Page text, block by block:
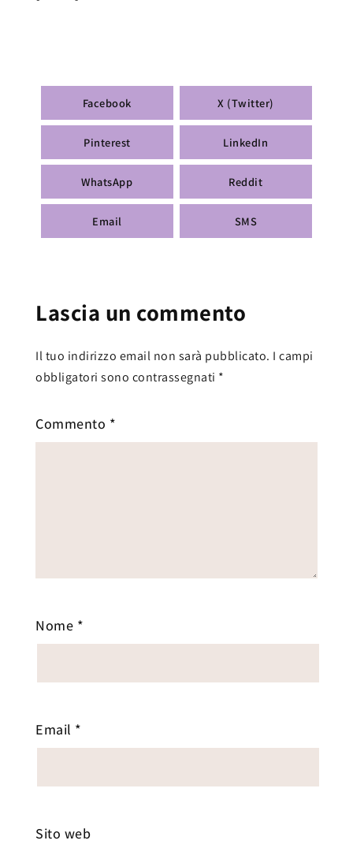
Facebook X (Twitter)
Pinterest LinkedIn
WhatsApp Reddit
Email SMS
Lascia un commento
Il tuo indirizzo email non sarà pubblicato. I campi
obbligatori sono contrassegnati *
Commento *
Nome *
Email *
Sito web